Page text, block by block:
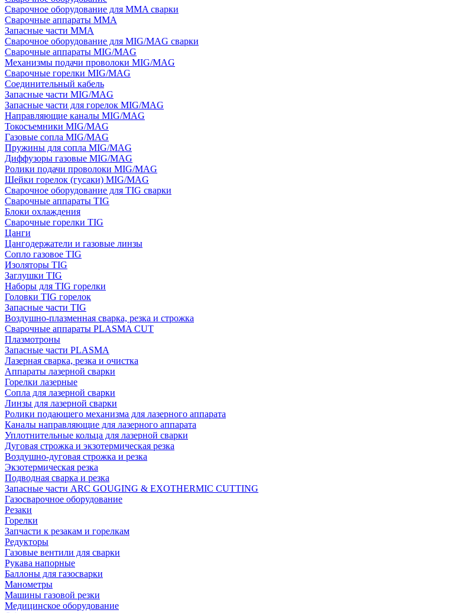
Сварочное оборудование для MMA сварки
Сварочные аппараты MMA
Запасные части MMA
Сварочное оборудование для MIG/MAG сварки
Сварочные аппараты MIG/MAG
Механизмы подачи проволоки MIG/MAG
Сварочные горелки MIG/MAG
Соединительный кабель
Запасные части MIG/MAG
Запасные части для горелок MIG/MAG
Направляющие каналы MIG/MAG
Токосъемники MIG/MAG
Газовые сопла MIG/MAG
Пружины для сопла MIG/MAG
Диффузоры газовые MIG/MAG
Ролики подачи проволоки MIG/MAG
Шейки горелок (гусаки) MIG/MAG
Сварочное оборудование для TIG сварки
Сварочные аппараты TIG
Блоки охлаждения
Сварочные горелки TIG
Цанги
Цангодержатели и газовые линзы
Сопло газовое TIG
Изоляторы TIG
Заглушки TIG
Наборы для TIG горелки
Головки TIG горелок
Запасные части TIG
Воздушно-плазменная сварка, резка и строжка
Сварочные аппараты PLASMA CUT
Плазмотроны
Запасные части PLASMA
Лазерная сварка, резка и очистка
Аппараты лазерной сварки
Горелки лазерные
Сопла для лазерной сварки
Линзы для лазерной сварки
Ролики подающего механизма для лазерного аппарата
Каналы направляющие для лазерного аппарата
Уплотнительные кольца для лазерной сварки
Дуговая строжка и экзотермическая резка
Воздушно-дуговая строжка и резка
Экзотермическая резка
Подводная сварка и резка
Запасные части ARC GOUGING & EXOTHERMIC CUTTING
Газосварочное оборудование
Резаки
Горелки
Запчасти к резакам и горелкам
Редукторы
Газовые вентили для сварки
Рукава напорные
Баллоны для газосварки
Манометры
Машины газовой резки
Медицинское оборудование